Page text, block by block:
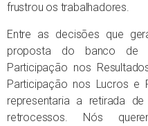
frustrou os trabalhadores.
Entre as decisões que
proposta do banco de
Participação nos
Participação nos Lucros e
representaria a retirada
retrocessos. Nós